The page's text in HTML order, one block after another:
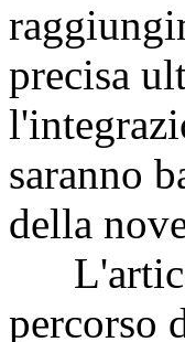
precisa
saranno
della
percorso